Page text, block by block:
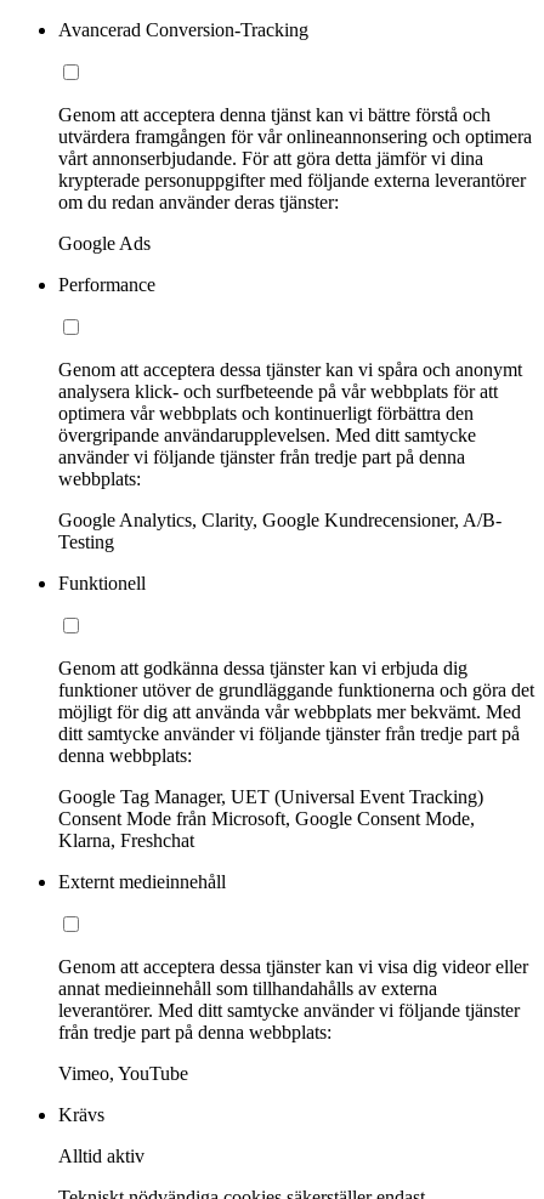
Avancerad Conversion-Tracking
Genom att acceptera denna tjänst kan vi bättre förstå och
utvärdera framgången för vår onlineannonsering och optimera
vårt annonserbjudande. För att göra detta jämför vi dina
krypterade personuppgifter med följande externa leverantörer
om du redan använder deras tjänster:
Google Ads
Performance
Genom att acceptera dessa tjänster kan vi spåra och anonymt
analysera klick- och surfbeteende på vår webbplats för att
optimera vår webbplats och kontinuerligt förbättra den
övergripande användarupplevelsen. Med ditt samtycke
använder vi följande tjänster från tredje part på denna
webbplats:
Google Analytics, Clarity, Google Kundrecensioner, A/B-
Testing
Funktionell
Genom att godkänna dessa tjänster kan vi erbjuda dig
funktioner utöver de grundläggande funktionerna och göra det
möjligt för dig att använda vår webbplats mer bekvämt. Med
ditt samtycke använder vi följande tjänster från tredje part på
denna webbplats:
Google Tag Manager, UET (Universal Event Tracking)
Consent Mode från Microsoft, Google Consent Mode,
Klarna, Freshchat
Externt medieinnehåll
Genom att acceptera dessa tjänster kan vi visa dig videor eller
annat medieinnehåll som tillhandahålls av externa
leverantörer. Med ditt samtycke använder vi följande tjänster
från tredje part på denna webbplats:
Vimeo, YouTube
Krävs
Alltid aktiv